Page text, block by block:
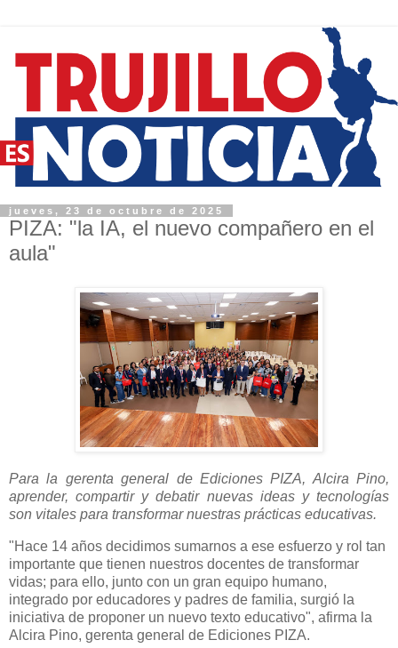
jueves, 23 de octubre de 2025
PIZA: "la IA, el nuevo compañero en el
aula"
Para la gerenta general de Ediciones PIZA, Alcira Pino,
aprender, compartir y debatir nuevas ideas y tecnologías
son vitales para transformar nuestras prácticas educativas.
"Hace 14 años decidimos sumarnos a ese esfuerzo y rol tan
importante que tienen nuestros docentes de transformar
vidas; para ello, junto con un gran equipo humano,
integrado por educadores y padres de familia, surgió la
iniciativa de proponer un nuevo texto educativo", afirma la
Alcira Pino, gerenta general de Ediciones PIZA.